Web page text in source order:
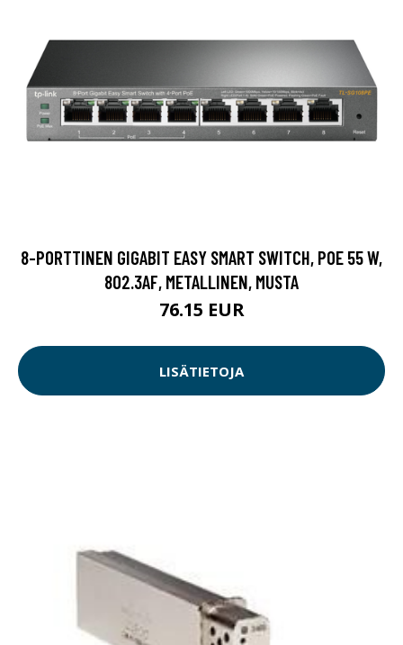
8-PORTTINEN GIGABIT EASY SMART SWITCH, POE 55 W,
802.3AF, METALLINEN, MUSTA
76.15 EUR
LISÄTIETOJA